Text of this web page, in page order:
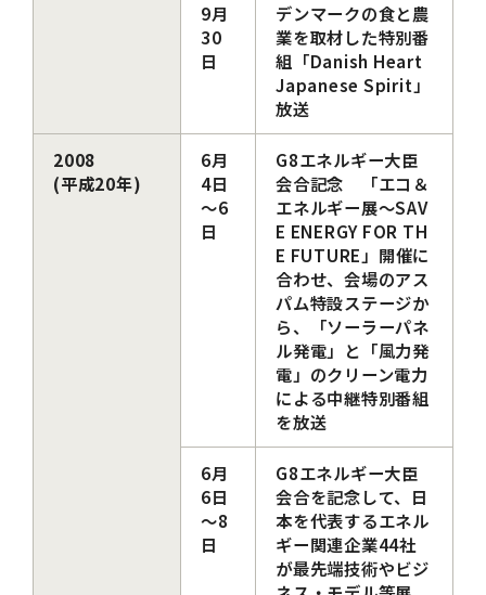
9月
30
日
デンマークの食と農
業を取材した特別番
組「Danish Heart
Japanese Spirit」
放送
2008
(平成20年)
6月
4日
～6
日
G8エネルギー大臣
会合記念 「エコ＆
エネルギー展～SAV
E ENERGY FOR TH
E FUTURE」開催に
合わせ、会場のアス
パム特設ステージか
ら、「ソーラーパネ
ル発電」と「風力発
電」のクリーン電力
による中継特別番組
を放送
6月
6日
～8
日
G8エネルギー大臣
会合を記念して、日
本を代表するエネル
ギー関連企業44社
が最先端技術やビジ